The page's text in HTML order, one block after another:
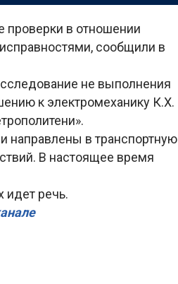
проверки в отношении
сообщили в
не выполнения
к электромеханику К.Х.
направлены в транспортную
В настоящее время
идет речь.